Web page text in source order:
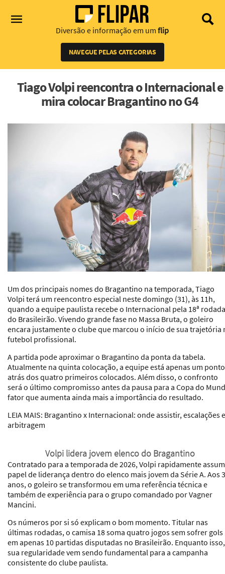
Diversão e informação em um flip
NAVEGUE PELAS CATEGORIAS
Tiago Volpi reencontra o Internacional e
mira colocar Bragantino no G4
Um dos principais nomes do Bragantino na temporada, Tiago
Volpi terá um reencontro especial neste domingo (31), às 11h,
quando a equipe paulista recebe o Internacional pela 18ª rodada
do Brasileirão. Vivendo grande fase no Massa Bruta, o goleiro
encara justamente o clube que marcou o início de sua trajetória
futebol profissional.
A partida pode aproximar o Bragantino da ponta da tabela.
Atualmente na quinta colocação, a equipe está apenas um ponto
atrás dos quatro primeiros colocados. Além disso, o confronto
será o último compromisso antes da pausa para a Copa do
fator que aumenta ainda mais a importância do resultado.
LEIA MAIS: Bragantino x Internacional: onde assistir, escalações e
arbitragem
Volpi lidera jovem elenco do Bragantino
Contratado para a temporada de 2026, Volpi rapidamente
papel de liderança dentro do elenco mais jovem da Série A. Aos
anos, o goleiro se transformou em uma referência técnica e
também de experiência para o grupo comandado por Vagner
Mancini.
Os números por si só explicam o bom momento. Titular nas
últimas rodadas, o camisa 18 soma quatro jogos sem sofrer gols
em apenas 10 partidas disputadas no Brasileirão. Enquanto isso,
sua regularidade vem sendo fundamental para a campanha
consistente do clube paulista.